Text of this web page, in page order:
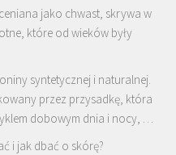
jako chwast, skrywa w
które od wieków były
syntetycznej i naturalnej.
przez przysadkę, która
dobowym dnia i nocy, …
i jak dbać o skórę?